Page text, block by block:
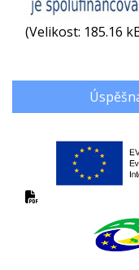
(Velikost: 185.16